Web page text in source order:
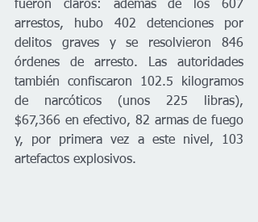
fueron claros: además de los 607
arrestos, hubo 402 detenciones por
delitos graves y se resolvieron 846
órdenes de arresto. Las autoridades
también confiscaron 102.5 kilogramos
de narcóticos (unos 225 libras),
$67,366 en efectivo, 82 armas de fuego
y, por primera vez a este nivel, 103
artefactos explosivos.